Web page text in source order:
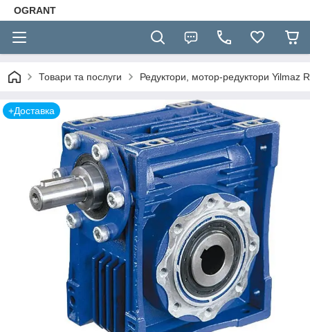
OGRANT
Товари та послуги Редуктори, мотор-редуктори Yilmaz
+Доставка